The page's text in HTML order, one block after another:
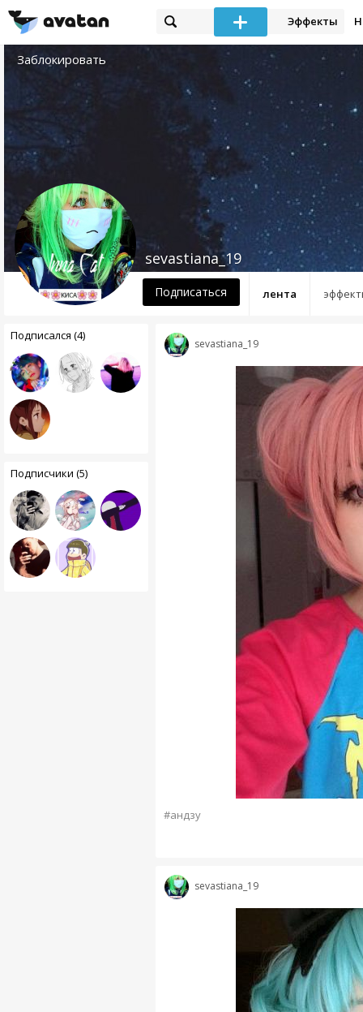
Эффекты
Заблокировать
лента
sevastiana_19
Подписаться
Подписался (4)
Подписчики (5)
sevastiana_19
#андзу
sevastiana_19